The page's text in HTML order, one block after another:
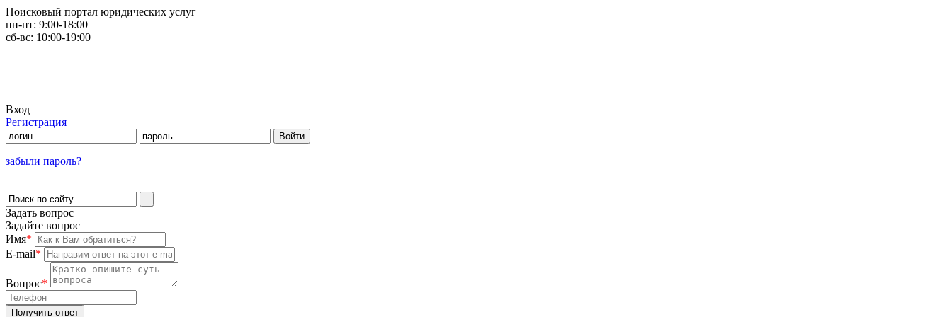
Поисковый портал юридических услуг
пн-пт: 9:00-18:00
сб-вс: 10:00-19:00
Вход
Регистрация
забыли пароль?
Задать вопрос
Задайте вопрос
Имя*
E-mail*
Вопрос*